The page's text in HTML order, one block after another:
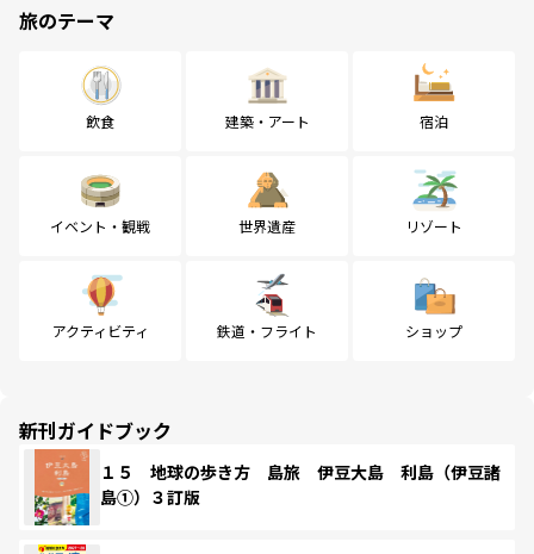
旅のテーマ
飲食 建築・アート 宿泊
イベント・観戦 世界遺産 リゾート
アクティビティ 鉄道・フライト ショップ
新刊ガイドブック
１５ 地球の歩き方 島旅 伊豆大島 利島（伊豆諸
島①）３訂版